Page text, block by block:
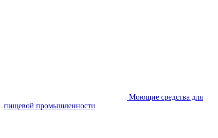
Моющие средства для
пищевой промышленности